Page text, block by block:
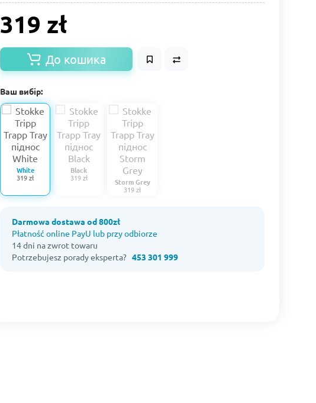
319 zł
До кошика
Ваш вибір:
Black
319 zł
White
319 zł
Storm Grey
319 zł
Darmowa dostawa od 800zł
Płatność online PayU lub przy odbiorze
14 dni na zwrot towaru
Potrzebujesz porady eksperta?453 301 999